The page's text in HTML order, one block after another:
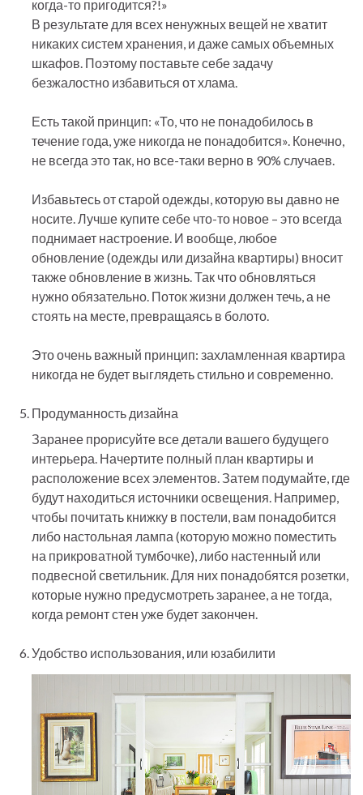
когда-то пригодится?!»
В результате для всех ненужных вещей не хватит
никаких систем хранения, и даже самых объемных
шкафов. Поэтому поставьте себе задачу
безжалостно избавиться от хлама.
Есть такой принцип: «То, что не понадобилось в
течение года, уже никогда не понадобится». Конечно,
не всегда это так, но все-таки верно в 90% случаев.
Избавьтесь от старой одежды, которую вы давно не
носите. Лучше купите себе что-то новое – это всегда
поднимает настроение. И вообще, любое
обновление (одежды или дизайна квартиры) вносит
также обновление в жизнь. Так что обновляться
нужно обязательно. Поток жизни должен течь, а не
стоять на месте, превращаясь в болото.
Это очень важный принцип: захламленная квартира
никогда не будет выглядеть стильно и современно.
Продуманность дизайна
Заранее прорисуйте все детали вашего будущего
интерьера. Начертите полный план квартиры и
расположение всех элементов. Затем подумайте, где
будут находиться источники освещения. Например,
чтобы почитать книжку в постели, вам понадобится
либо настольная лампа (которую можно поместить
на прикроватной тумбочке), либо настенный или
подвесной светильник. Для них понадобятся розетки,
которые нужно предусмотреть заранее, а не тогда,
когда ремонт стен уже будет закончен.
Удобство использования, или юзабилити